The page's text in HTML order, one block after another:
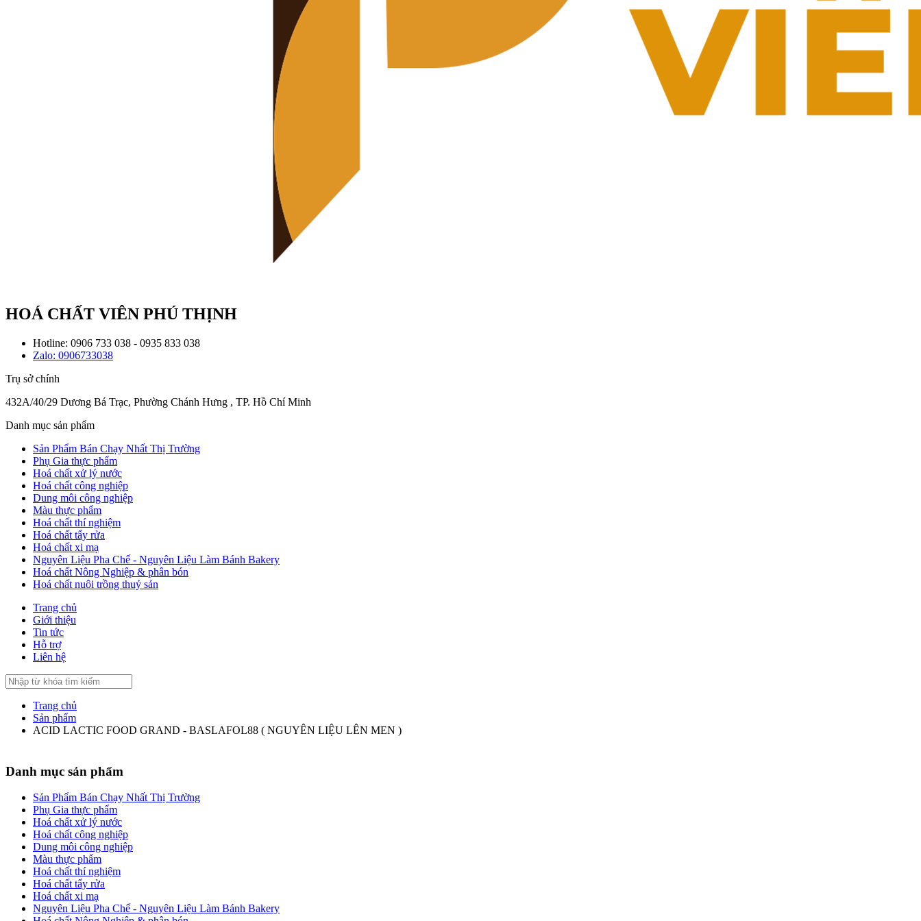
HOÁ CHẤT VIÊN PHÚ THỊNH
Hotline: 0906 733 038 - 0935 833 038
Zalo: 0906733038
Trụ sở chính
432A/40/29 Dương Bá Trạc, Phường Chánh Hưng , TP. Hồ Chí Minh
Danh mục sản phẩm
Sản Phẩm Bán Chạy Nhất Thị Trường
Phụ Gia thực phẩm
Hoá chất xử lý nước
Hoá chất công nghiệp
Dung môi công nghiệp
Màu thực phẩm
Hoá chất thí nghiệm
Hoá chất tẩy rửa
Hoá chất xi mạ
Nguyên Liệu Pha Chế - Nguyên Liệu Làm Bánh Bakery
Hoá chất Nông Nghiệp & phân bón
Hoá chất nuôi trồng thuỷ sản
Trang chủ
Giới thiệu
Tin tức
Hỗ trợ
Liên hệ
Trang chủ
Sản phẩm
ACID LACTIC FOOD GRAND - BASLAFOL88 ( NGUYÊN LIỆU LÊN MEN )
Danh mục sản phẩm
Sản Phẩm Bán Chạy Nhất Thị Trường
Phụ Gia thực phẩm
Hoá chất xử lý nước
Hoá chất công nghiệp
Dung môi công nghiệp
Màu thực phẩm
Hoá chất thí nghiệm
Hoá chất tẩy rửa
Hoá chất xi mạ
Nguyên Liệu Pha Chế - Nguyên Liệu Làm Bánh Bakery